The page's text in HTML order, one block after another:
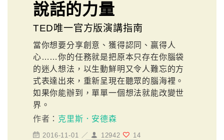
說話的力量
TED唯一官方版演講指南
當你想要分享創意、獲得認同、贏得人
心……你的任務就是把原本只存在你腦袋
的迷人想法，以生動鮮明又令人難忘的方
式表達出來，重新呈現在聽眾的腦海裡。
如果你能辦到，單單一個想法就能改變世
界。
作者： 克里斯．安德森
2016-11-01 ／ 12942 14